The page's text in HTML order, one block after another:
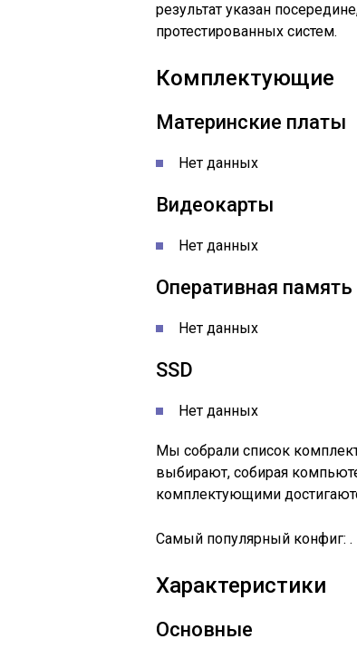
результат указан
протестированных систем.
Комплектующие
Материнские платы
Нет данных
Видеокарты
Нет данных
Оперативная память
Нет данных
SSD
Нет данных
Мы собрали список
выбирают, собирая
комплектующими
Самый популярный конфиг: .
Характеристики
Основные